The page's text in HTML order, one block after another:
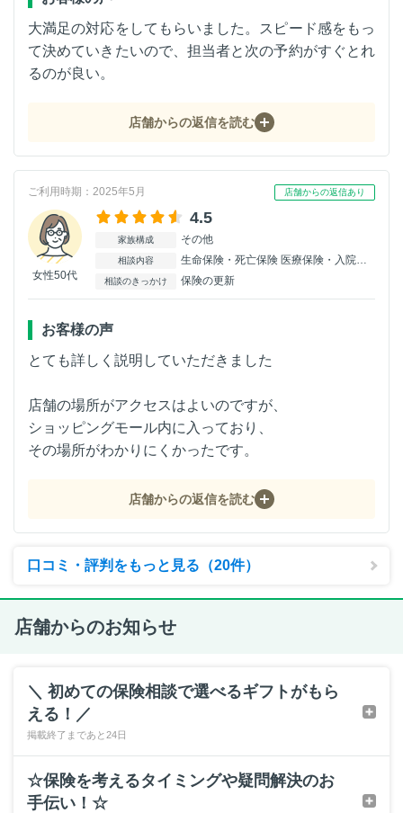
大満足の対応をしてもらいました。スピード感をもっ
て決めていきたいので、担当者と次の予約がすぐとれ
るのが良い。
店舗からの返信を読む
ご利用時期：2025年5月 店舗からの返信あり
女性50代
4.5
家族構成 その他
相談内容 生命保険・死亡保険 医療保険・入院保険
相談のきっかけ 保険の更新
お客様の声
とても詳しく説明していただきました
店舗の場所がアクセスはよいのですが、
ショッピングモール内に入っており、
その場所がわかりにくかったです。
店舗からの返信を読む
口コミ・評判をもっと見る（20件）
店舗からのお知らせ
＼ 初めての保険相談で選べるギフトがもら
える！／
掲載終了まであと24日
☆保険を考えるタイミングや疑問解決のお
手伝い！☆